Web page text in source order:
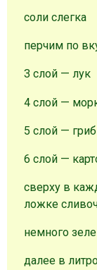
соли слегка
перчим по
3 слой — лук
4 слой —
5 слой —
6 слой —
сверху в
ложке
немного
далее в